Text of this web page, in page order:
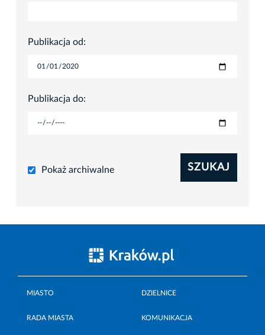
Publikacja od:
Publikacja do:
Pokaż archiwalne SZUKAJ
MIASTO DZIELNICE
RADA MIASTA KOMUNIKACJA